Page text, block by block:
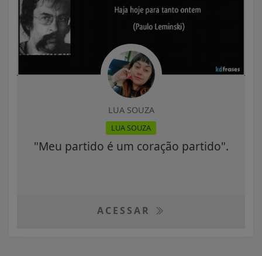
LUA SOUZA
LUA SOUZA
"Meu partido é um coração partido".
ACESSAR